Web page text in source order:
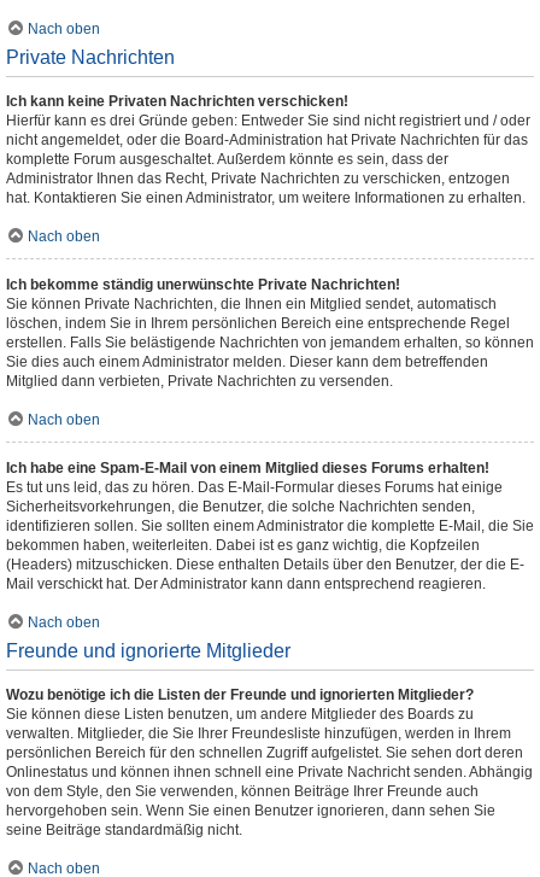
Nach oben
Private Nachrichten
Ich kann keine Privaten Nachrichten verschicken!
Hierfür kann es drei Gründe geben: Entweder Sie sind nicht registriert und / oder
nicht angemeldet, oder die Board-Administration hat Private Nachrichten für das
komplette Forum ausgeschaltet. Außerdem könnte es sein, dass der
Administrator Ihnen das Recht, Private Nachrichten zu verschicken, entzogen
hat. Kontaktieren Sie einen Administrator, um weitere Informationen zu erhalten.
Nach oben
Ich bekomme ständig unerwünschte Private Nachrichten!
Sie können Private Nachrichten, die Ihnen ein Mitglied sendet, automatisch
löschen, indem Sie in Ihrem persönlichen Bereich eine entsprechende Regel
erstellen. Falls Sie belästigende Nachrichten von jemandem erhalten, so können
Sie dies auch einem Administrator melden. Dieser kann dem betreffenden
Mitglied dann verbieten, Private Nachrichten zu versenden.
Nach oben
Ich habe eine Spam-E-Mail von einem Mitglied dieses Forums erhalten!
Es tut uns leid, das zu hören. Das E-Mail-Formular dieses Forums hat einige
Sicherheitsvorkehrungen, die Benutzer, die solche Nachrichten senden,
identifizieren sollen. Sie sollten einem Administrator die komplette E-Mail, die Sie
bekommen haben, weiterleiten. Dabei ist es ganz wichtig, die Kopfzeilen
(Headers) mitzuschicken. Diese enthalten Details über den Benutzer, der die E-
Mail verschickt hat. Der Administrator kann dann entsprechend reagieren.
Nach oben
Freunde und ignorierte Mitglieder
Wozu benötige ich die Listen der Freunde und ignorierten Mitglieder?
Sie können diese Listen benutzen, um andere Mitglieder des Boards zu
verwalten. Mitglieder, die Sie Ihrer Freundesliste hinzufügen, werden in Ihrem
persönlichen Bereich für den schnellen Zugriff aufgelistet. Sie sehen dort deren
Onlinestatus und können ihnen schnell eine Private Nachricht senden. Abhängig
von dem Style, den Sie verwenden, können Beiträge Ihrer Freunde auch
hervorgehoben sein. Wenn Sie einen Benutzer ignorieren, dann sehen Sie
seine Beiträge standardmäßig nicht.
Nach oben